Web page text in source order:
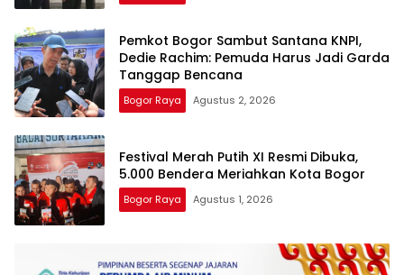
Pemkot Bogor Sambut Santana KNPI,
Dedie Rachim: Pemuda Harus Jadi Garda
Tanggap Bencana
Bogor Raya Agustus 2, 2026
Festival Merah Putih XI Resmi Dibuka,
5.000 Bendera Meriahkan Kota Bogor
Bogor Raya Agustus 1, 2026